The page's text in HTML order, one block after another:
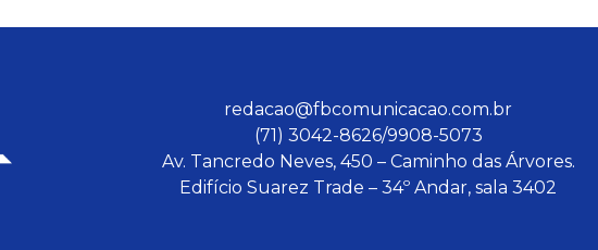
redacao@fbcomunicacao.com.br
(71) 3042-8626/9908-5073
Av. Tancredo Neves, 450 – Caminho das Árvores.
Edifício Suarez Trade – 34º Andar, sala 3402